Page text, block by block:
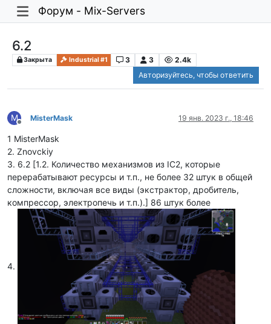
Форум - Mix-Servers
6.2
Закрыта Industrial #1 3 3
2.4k
Авторизуйтесь, чтобы ответить
M
Не в сети
MisterMask 19 янв. 2023 г., 18:46
1 MisterMask
2. Znovckiy
3. 6.2 [1.2. Количество механизмов из IC2, которые
перерабатывают ресурсы и т.п., не более 32 штук в общей
сложности, включая все виды (экстрактор, дробитель,
компрессор, электропечь и т.п.).] 86 штук более
4.